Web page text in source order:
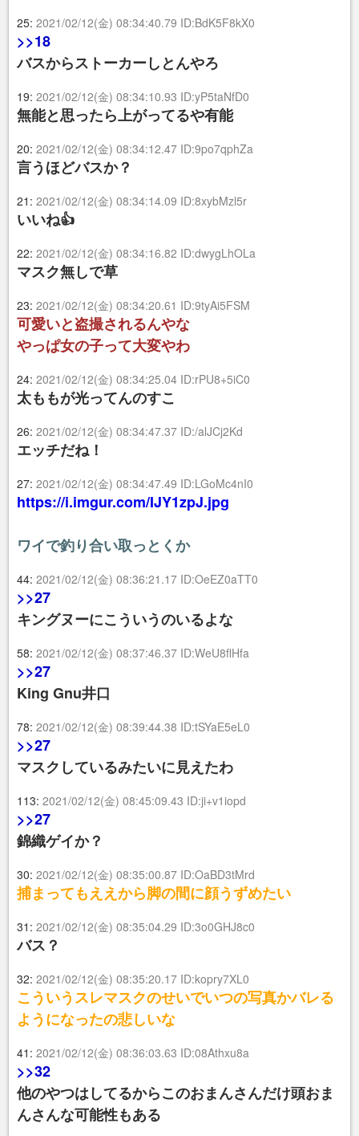
25: 2021/02/12(金) 08:34:40.79 ID:BdK5F8kX0
>>18
バスからストーカーしとんやろ
19: 2021/02/12(金) 08:34:10.93 ID:yP5taNfD0
無能と思ったら上がってるや有能
20: 2021/02/12(金) 08:34:12.47 ID:9po7qphZa
言うほどバスか？
21: 2021/02/12(金) 08:34:14.09 ID:8xybMzl5r
いいね👍
22: 2021/02/12(金) 08:34:16.82 ID:dwygLhOLa
マスク無しで草
23: 2021/02/12(金) 08:34:20.61 ID:9tyAi5FSM
可愛いと盗撮されるんやな
やっぱ女の子って大変やわ
24: 2021/02/12(金) 08:34:25.04 ID:rPU8+5iC0
太ももが光ってんのすこ
26: 2021/02/12(金) 08:34:47.37 ID:/alJCj2Kd
エッチだね！
27: 2021/02/12(金) 08:34:47.49 ID:LGoMc4nI0
https://i.imgur.com/IJY1zpJ.jpg
ワイで釣り合い取っとくか
44: 2021/02/12(金) 08:36:21.17 ID:OeEZ0aTT0
>>27
キングヌーにこういうのいるよな
58: 2021/02/12(金) 08:37:46.37 ID:WeU8flHfa
>>27
King Gnu井口
78: 2021/02/12(金) 08:39:44.38 ID:tSYaE5eL0
>>27
マスクしているみたいに見えたわ
113: 2021/02/12(金) 08:45:09.43 ID:ji+v1iopd
>>27
錦織ゲイか？
30: 2021/02/12(金) 08:35:00.87 ID:OaBD3tMrd
捕まってもええから脚の間に顔うずめたい
31: 2021/02/12(金) 08:35:04.29 ID:3o0GHJ8c0
バス？
32: 2021/02/12(金) 08:35:20.17 ID:kopry7XL0
こういうスレマスクのせいでいつの写真かバレる
ようになったの悲しいな
41: 2021/02/12(金) 08:36:03.63 ID:08Athxu8a
>>32
他のやつはしてるからこのおまんさんだけ頭おま
んさんな可能性もある